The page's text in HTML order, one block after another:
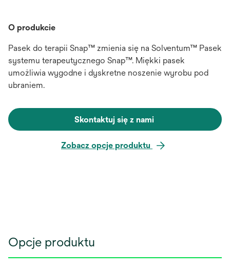
O produkcie
Pasek do terapii Snap™ zmienia się na Solventum™ Pasek
systemu terapeutycznego Snap™. Miękki pasek
umożliwia wygodne i dyskretne noszenie wyrobu pod
ubraniem.
Skontaktuj się z nami
Zobacz opcje produktu
Opcje produktu